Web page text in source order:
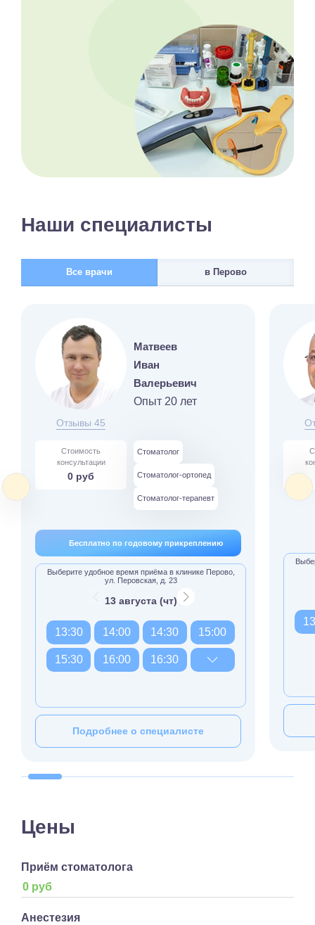
Наши специалисты
Все врачи в Перово
Отзывы 45
Матвеев
Иван
Валерьевич
Опыт 20 лет
Стоимость
консультации
0 руб
Стоматолог
Стоматолог-ортопед
Стоматолог-терапевт
Бесплатно по годовому прикреплению
Выберите удобное время приёма в клинике Перово,
ул. Перовская, д. 23
13 августа (чт)
13:30 14:00 14:30 15:00
15:30 16:00 16:30
Подробнее о специалисте
Цены
Приём стоматолога
0 руб
Анестезия